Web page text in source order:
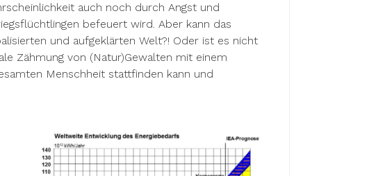
auch noch durch Angst und
befeuert wird. Aber kann das
und aufgeklärten Welt?! Oder ist es nicht
Zähmung von (Natur)Gewalten mit einem
Menschheit stattfinden kann und